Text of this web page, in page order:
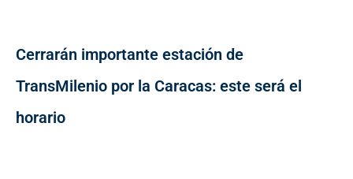
Cerrarán importante estación de
TransMilenio por la Caracas: este será el
horario